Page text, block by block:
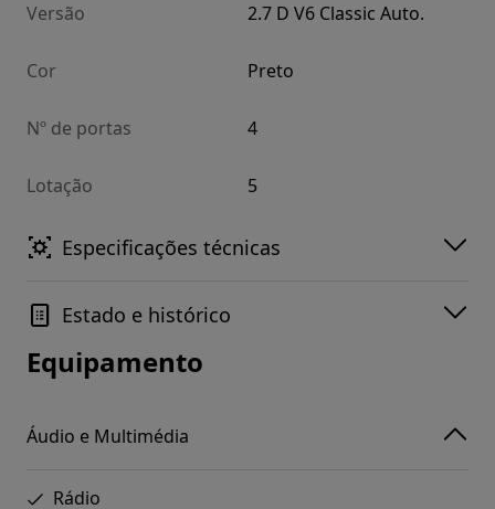
Versão 2.7 D V6 Classic Auto.
Cor Preto
Nº de portas 4
Lotação 5
Especificações técnicas
Estado e histórico
Equipamento
Áudio e Multimédia
Rádio